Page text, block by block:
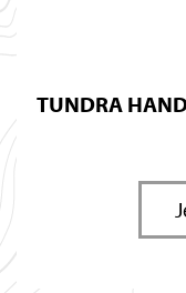
TUNDRA